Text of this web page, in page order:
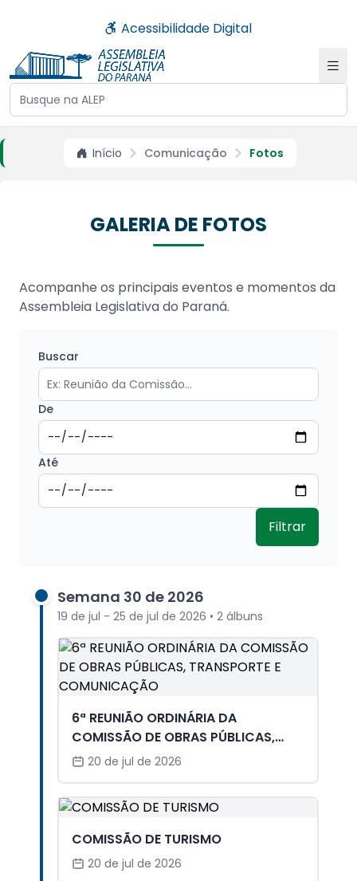
Acessibilidade Digital
Buscar no site da ALEP
Início Comunicação Fotos
GALERIA DE FOTOS
Acompanhe os principais eventos e momentos da
Assembleia Legislativa do Paraná.
Buscar
De
Até
Filtrar
Semana 30 de 2026
19 de jul - 25 de jul de 2026 • 2 álbuns
6ª REUNIÃO ORDINÁRIA DA
COMISSÃO DE OBRAS PÚBLICAS,
TRANSPORTE E COMUNICAÇÃO
20 de jul de 2026
COMISSÃO DE TURISMO
20 de jul de 2026